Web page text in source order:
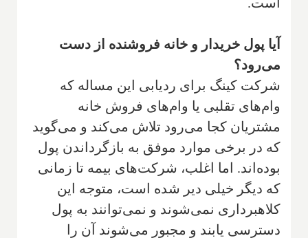
آیا پول خریدار و خانه فروشنده از دست
می‌رود؟
شرکت کینگ برای ردیابی این مساله که
وام‌های تقلبی یا وام‌های فروش خانه
مشتریان کجا می‌رود تلاش می‌کند و می‌گوید
که در برخی موارد موفق به بازگرداندن پول
بوده‌اند. اما اغلب، شرکت‌های بیمه تا زمانی
که دیگر خیلی دیر ‌شده است، متوجه این
کلاهبرداری نمی‌شوند و نمی‌توانند به پول
دسترسی یابند و مجبور می‌شوند آن را